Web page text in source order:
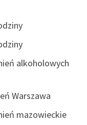
alkoholowych
Warszawa
mazowieckie